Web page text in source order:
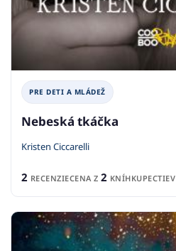
PRE DETI A MLÁDEŽ
Nebeská tkáčka
Kristen Ciccarelli
2 RECENZIECENA Z 2 KNÍHKUPECTIEV